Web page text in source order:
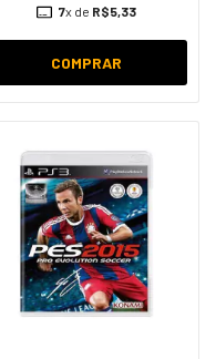
7x de R$5,33
COMPRAR